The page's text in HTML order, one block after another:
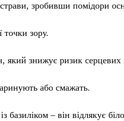
страви, зробивши помідори
зору.
знижує ризик серцевих
або смажать.
базиліком – він відлякує